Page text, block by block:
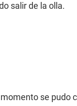
salir de la olla.
se pudo